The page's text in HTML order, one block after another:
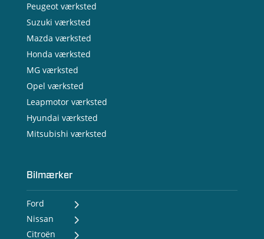
Peugeot værksted
Suzuki værksted
Mazda værksted
Honda værksted
MG værksted
Opel værksted
Leapmotor værksted
Hyundai værksted
Mitsubishi værksted
Bilmærker
Ford
- Ford Puma Gen-E
- Ford Capri
Nissan
- Nissan MICRA
Citroën